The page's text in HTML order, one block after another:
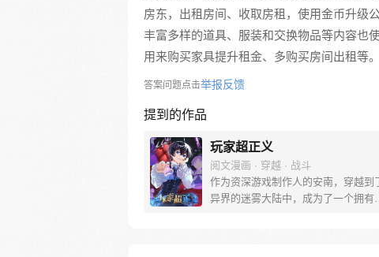
房东，出租房间、收取房租，使用金币升级
丰富多样的道具、服装和交换物品等内容也
用来购买家具提升租金、多购买房间出租等。
答案问题点击举报反馈
提到的作品
玩家超正义
阅文漫画 · 穿越 · 战斗
作为资深游戏制作人的安南，穿越到
异界的迷雾大陆中，成为了一个拥有玩